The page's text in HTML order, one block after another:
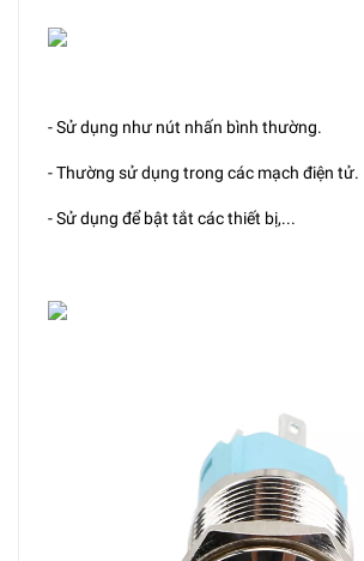
- Sử dụng như nút nhấn bình thường.
- Thường sử dụng trong các mạch điện tử.
- Sử dụng để bật tắt các thiết bị,...